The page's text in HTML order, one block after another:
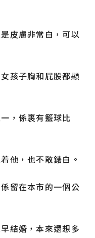
皮膚非常白，可以
孩子胸和屁股都顯
，係裹有籃球比
他，也不敢錶白。
留在本市的一個公
結婚，本來還想多